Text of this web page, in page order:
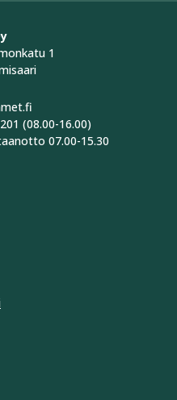
1
(08.00-16.00)
07.00-15.30